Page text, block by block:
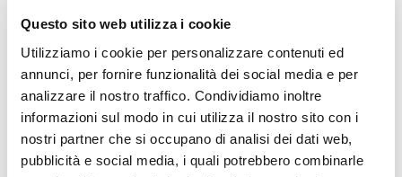
Questo sito web utilizza i cookie
Utilizziamo i cookie per personalizzare contenuti ed
annunci, per fornire funzionalità dei social media e per
analizzare il nostro traffico. Condividiamo inoltre
informazioni sul modo in cui utilizza il nostro sito con i
nostri partner che si occupano di analisi dei dati web,
pubblicità e social media, i quali potrebbero combinarle